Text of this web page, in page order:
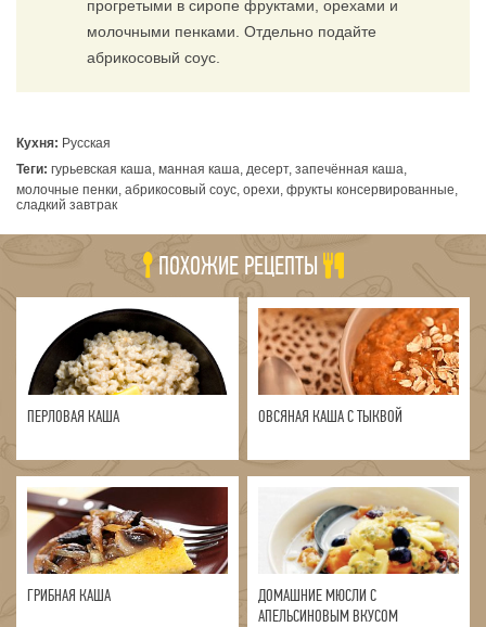
прогретыми в сиропе фруктами, орехами и
молочными пенками. Отдельно подайте
абрикосовый соус.
Кухня: Русская
Теги: гурьевская каша, манная каша, десерт, запечённая каша,
молочные пенки, абрикосовый соус, орехи, фрукты консервированные,
сладкий завтрак
ПОХОЖИЕ РЕЦЕПТЫ
ПЕРЛОВАЯ КАША ОВСЯНАЯ КАША С ТЫКВОЙ
ГРИБНАЯ КАША
ДОМАШНИЕ МЮСЛИ С
АПЕЛЬСИНОВЫМ ВКУСОМ